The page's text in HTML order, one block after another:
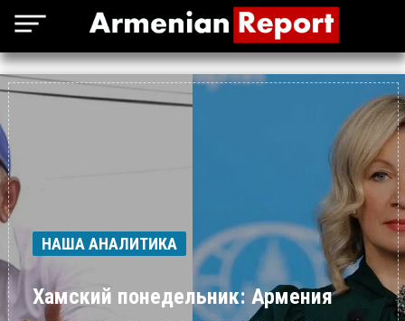
НАША АНАЛИТИКА
Хамский понедельник: Армения